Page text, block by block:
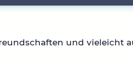
und vieleicht